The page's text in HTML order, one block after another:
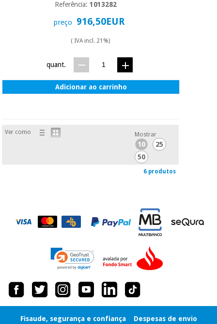
Referência:1013282
preço 916,50EUR
( IVA incl. 21%)
quant.
Adicionar ao carrinho
Ver como Mostrar
10
25
50
6 produtos
Fisaude, segurança e confiança Despesas de envio